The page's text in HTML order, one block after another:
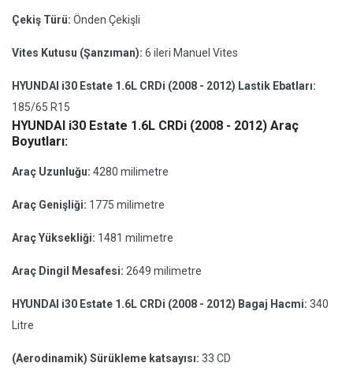
Çekiş Türü: Önden Çekişli
Vites Kutusu (Şanzıman): 6 ileri Manuel Vites
HYUNDAI i30 Estate 1.6L CRDi (2008 - 2012) Lastik Ebatları:
185/65 R15
HYUNDAI i30 Estate 1.6L CRDi (2008 - 2012) Araç
Boyutları:
Araç Uzunluğu: 4280 milimetre
Araç Genişliği: 1775 milimetre
Araç Yüksekliği: 1481 milimetre
Araç Dingil Mesafesi: 2649 milimetre
HYUNDAI i30 Estate 1.6L CRDi (2008 - 2012) Bagaj Hacmi: 340
Litre
(Aerodinamik) Sürükleme katsayısı: 33 CD